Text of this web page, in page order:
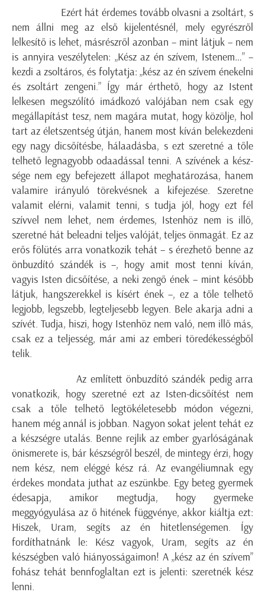
Ezért hát érdemes tovább olvasni a zsoltárt, s
nem állni meg az első kijelentésnél, mely egyrészről
lelkesítő is lehet, másrészről azonban – mint látjuk – nem
is annyira veszélytelen: „Kész az én szívem, Istenem…” –
kezdi a zsoltáros, és folytatja: „kész az én szívem énekelni
és zsoltárt zengeni.” Így már érthető, hogy az Istent
lelkesen megszólító imádkozó valójában nem csak egy
megállapítást tesz, nem magára mutat, hogy közölje, hol
tart az életszentség útján, hanem most kíván belekezdeni
egy nagy dicsőítésbe, hálaadásba, s ezt szeretné a tőle
telhető legnagyobb odaadással tenni. A szívének a kész-
sége nem egy befejezett állapot meghatározása, hanem
valamire irányuló törekvésnek a kifejezése. Szeretne
valamit elérni, valamit tenni, s tudja jól, hogy ezt fél
szívvel nem lehet, nem érdemes, Istenhöz nem is illő,
szeretné hát beleadni teljes valóját, teljes önmagát. Ez az
erős fölütés arra vonatkozik tehát – s érezhető benne az
önbuzdító szándék is –, hogy amit most tenni kíván,
vagyis Isten dicsőítése, a neki zengő ének – mint később
látjuk, hangszerekkel is kísért ének –, ez a tőle telhető
legjobb, legszebb, legteljesebb legyen. Bele akarja adni a
szívét. Tudja, hiszi, hogy Istenhöz nem való, nem illő más,
csak ez a teljesség, már ami az emberi töredékességből
telik.
Az említett önbuzdító szándék pedig arra
vonatkozik, hogy szeretné ezt az Isten-dicsőítést nem
csak a tőle telhető legtökéletesebb módon végezni,
hanem még annál is jobban. Nagyon sokat jelent tehát ez
a készségre utalás. Benne rejlik az ember gyarlóságának
önismerete is, bár készségről beszél, de mintegy érzi, hogy
nem kész, nem eléggé kész rá. Az evangéliumnak egy
érdekes mondata juthat az eszünkbe. Egy beteg gyermek
édesapja, amikor megtudja, hogy gyermeke
meggyógyulása az ő hitének függvénye, akkor kiáltja ezt:
Hiszek, Uram, segíts az én hitetlenségemen. Így
fordíthatnánk le: Kész vagyok, Uram, segíts az én
készségben való hiányosságaimon! A „kész az én szívem”
fohász tehát bennfoglaltan ezt is jelenti: szeretnék kész
lenni.